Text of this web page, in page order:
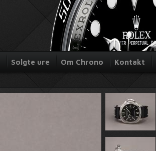
Solgte ure Om Chrono Kontakt